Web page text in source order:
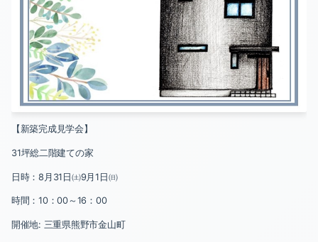
【新築完成見学会】
31坪総二階建ての家
日時：8 月 31 日㈯9 月1 日㈰
時間：10：00～ 16 ： 00
開催地: 三重県熊野市金山町